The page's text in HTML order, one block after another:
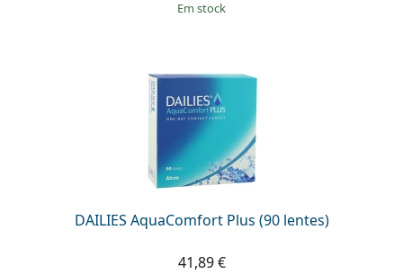
em stock
DAILIES AquaComfort Plus (90 lentes)
41,89 €